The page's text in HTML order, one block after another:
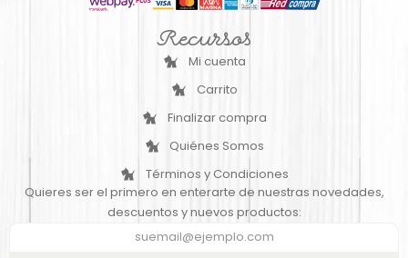
Recursos
Mi cuenta
Carrito
Finalizar compra
Quiénes Somos
Términos y Condiciones
Quieres ser el primero en enterarte de nuestras novedades,
descuentos y nuevos productos: